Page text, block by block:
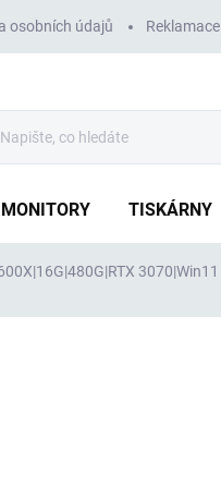
osobních údajů Reklamace
MONITORY TISKÁRNY
3070|Win11